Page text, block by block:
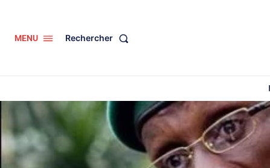
MENU Rechercher